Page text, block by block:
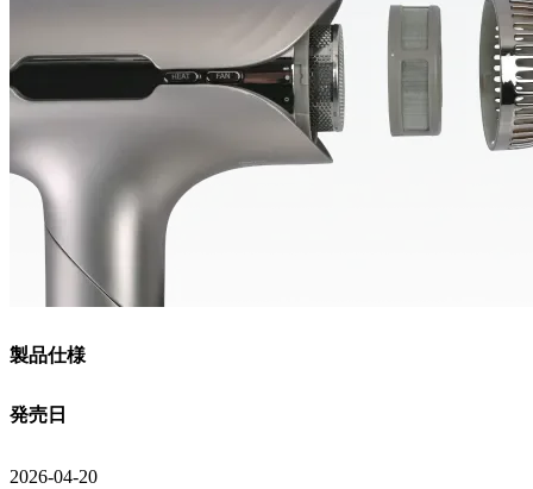
製品仕様
発売日
2026-04-20